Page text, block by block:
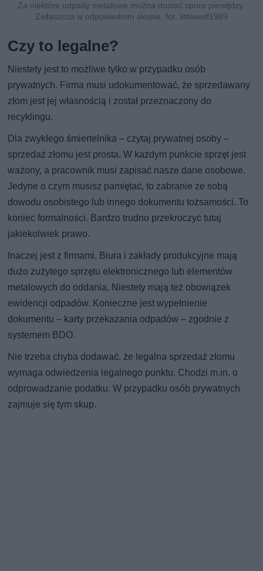
Za niektóre odpady metalowe można dostać sporo pieniędzy.
Zwłaszcza w odpowiednim skupie, fot. littlewolf1989
Czy to legalne?
Niestety jest to możliwe tylko w przypadku osób
prywatnych. Firma musi udokumentować, że sprzedawany
złom jest jej własnością i został przeznaczony do
recyklingu.
Dla zwykłego śmiertelnika – czytaj prywatnej osoby –
sprzedaż złomu jest prosta. W każdym punkcie sprzęt jest
ważony, a pracownik musi zapisać nasze dane osobowe.
Jedyne o czym musisz pamiętać, to zabranie ze sobą
dowodu osobistego lub innego dokumentu tożsamości. To
koniec formalności. Bardzo trudno przekroczyć tutaj
jakiekolwiek prawo.
Inaczej jest z firmami. Biura i zakłady produkcyjne mają
dużo zużytego sprzętu elektronicznego lub elementów
metalowych do oddania. Niestety mają też obowiązek
ewidencji odpadów. Konieczne jest wypełnienie
dokumentu – karty przekazania odpadów – zgodnie z
systemem BDO.
Nie trzeba chyba dodawać, że legalna sprzedaż złomu
wymaga odwiedzenia legalnego punktu. Chodzi m.in. o
odprowadzanie podatku. W przypadku osób prywatnych
zajmuje się tym skup.